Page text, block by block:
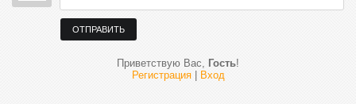
ОТПРАВИТЬ
Приветствую Вас, Гость!
Регистрация| Вход